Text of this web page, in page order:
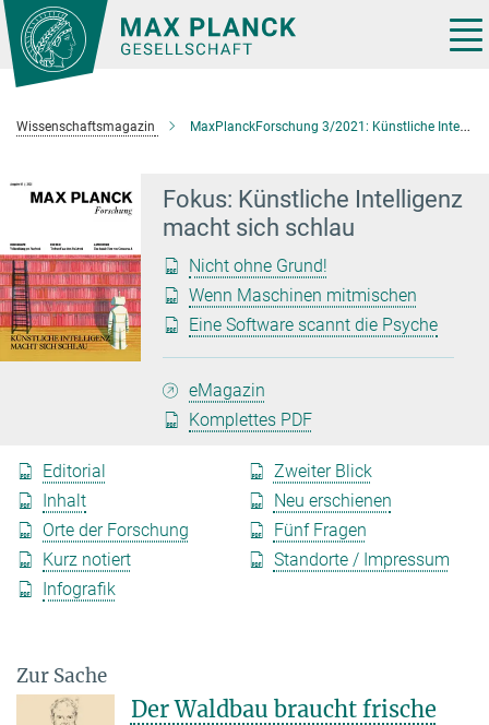
Hauptinhalt
Wissenschaftsmagazin MaxPlanckForschung 3/2021: Künstliche Intelligenz macht sich schlau
Fokus: Künstliche Intelligenz
macht sich schlau
Nicht ohne Grund!
Wenn Maschinen mitmischen
Eine Software scannt die Psyche
eMagazin
Komplettes PDF
Editorial
Inhalt
Orte der Forschung
Kurz notiert
Infografik
Zweiter Blick
Neu erschienen
Fünf Fragen
Standorte / Impressum
Zur Sache
Der Waldbau braucht frische